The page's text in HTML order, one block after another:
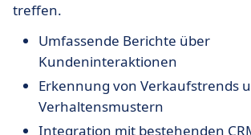
treffen.
Umfassende Berichte über
Kundeninteraktionen
Erkennung von Verkaufstrends
Verhaltensmustern
Integration mit bestehenden